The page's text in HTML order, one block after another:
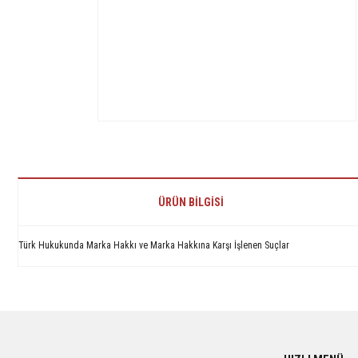
ÜRÜN BILGISI
Türk Hukukunda Marka Hakkı ve Marka Hakkına Karşı İşlenen Suçlar